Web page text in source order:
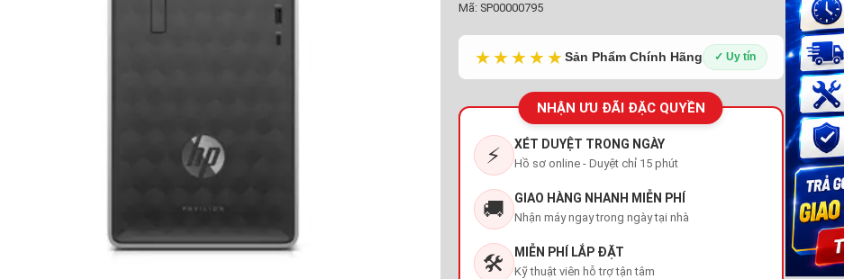
Mã: SP00000795
★★★★★Sản Phẩm Chính Hãng ✓ Uy tín
NHẬN ƯU ĐÃI ĐẶC QUYỀN
⚡ XÉT DUYỆT TRONG NGÀY
Hồ sơ online - Duyệt chỉ 15 phút
🚚 GIAO HÀNG NHANH MIỄN PHÍ
Nhận máy ngay trong ngày tại nhà
🛠️ MIỄN PHÍ LẮP ĐẶT
Kỹ thuật viên hỗ trợ tận tâm